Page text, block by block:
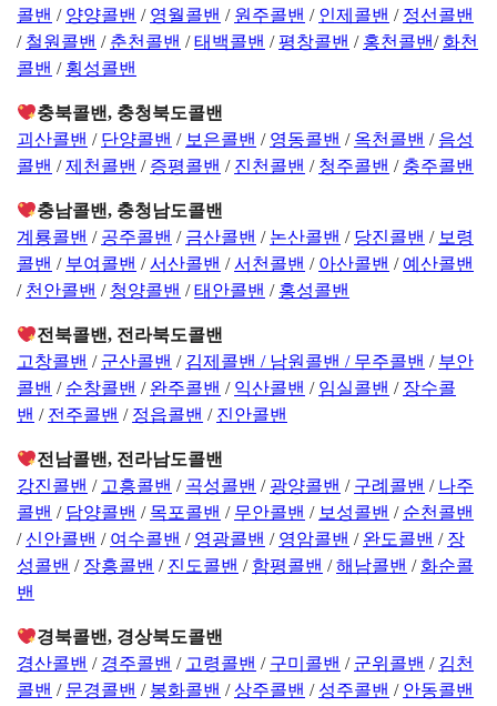
콜밴 / 양양콜밴 / 영월콜밴 / 원주콜밴 / 인제콜밴 / 정선콜밴
/ 철원콜밴 / 춘천콜밴 /태백콜밴 /평창콜밴 / 홍천콜밴/ 화천
콜밴 / 횡성콜밴
충북콜밴, 충청북도콜밴
괴산콜밴 / 단양콜밴 / 보은콜밴 / 영동콜밴 / 옥천콜밴 / 음성
콜밴 /제천콜밴 / 증평콜밴 / 진천콜밴 / 청주콜밴 / 충주콜밴
충남콜밴, 충청남도콜밴
계룡콜밴 / 공주콜밴 / 금산콜밴 / 논산콜밴 / 당진콜밴 / 보령
콜밴 / 부여콜밴 /서산콜밴 /서천콜밴 / 아산콜밴 / 예산콜밴
/ 천안콜밴 / 청양콜밴 /태안콜밴 / 홍성콜밴
전북콜밴, 전라북도콜밴
고창콜밴 / 군산콜밴 / 김제콜밴 / 남원콜밴 / 무주콜밴 / 부안
콜밴 / 순창콜밴 / 완주콜밴 / 익산콜밴 / 임실콜밴 / 장수콜
밴 / 전주콜밴 / 정읍콜밴 / 진안콜밴
전남콜밴, 전라남도콜밴
강진콜밴 / 고흥콜밴 / 곡성콜밴 / 광양콜밴 / 구례콜밴 / 나주
콜밴 / 담양콜밴 / 목포콜밴 / 무안콜밴 / 보성콜밴 / 순천콜밴
/ 신안콜밴 / 여수콜밴 / 영광콜밴 / 영암콜밴 / 완도콜밴 / 장
성콜밴 / 장흥콜밴 / 진도콜밴 / 함평콜밴 /해남콜밴 / 화순콜
밴
경북콜밴, 경상북도콜밴
경산콜밴 / 경주콜밴 / 고령콜밴 / 구미콜밴 / 군위콜밴 / 김천
콜밴 / 문경콜밴 / 봉화콜밴 /상주콜밴 / 성주콜밴 / 안동콜밴